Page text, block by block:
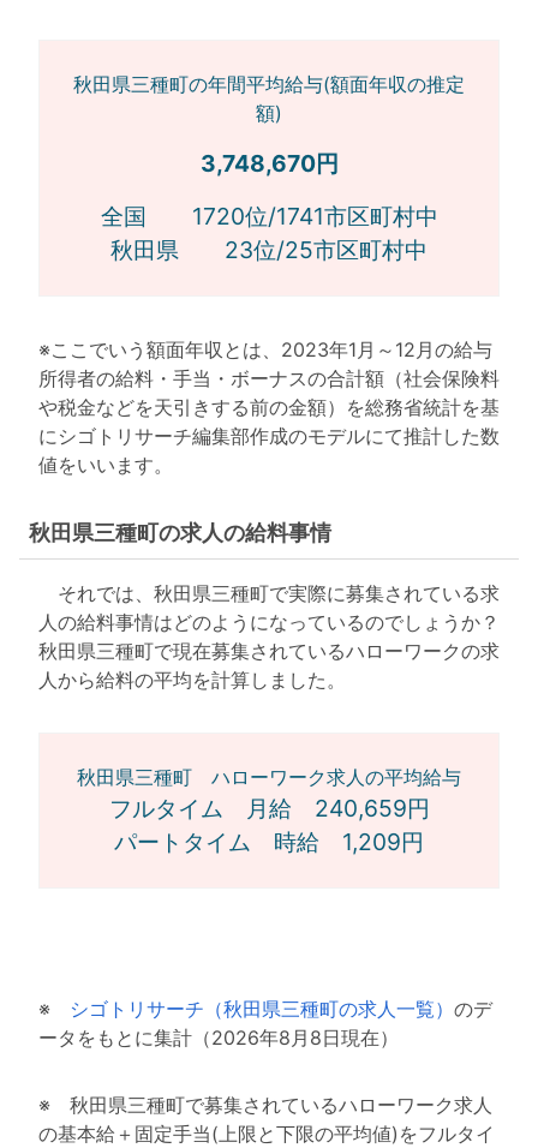
秋田県三種町の年間平均給与(額面年収の推定
額)
3,748,670円
全国 1720位/1741市区町村中
秋田県 23位/25市区町村中
※ここでいう額面年収とは、2023年1月～12月の給与
所得者の給料・手当・ボーナスの合計額（社会保険料
や税金などを天引きする前の金額）を総務省統計を基
にシゴトリサーチ編集部作成のモデルにて推計した数
値をいいます。
秋田県三種町の求人の給料事情
それでは、秋田県三種町で実際に募集されている求
人の給料事情はどのようになっているのでしょうか？
秋田県三種町で現在募集されているハローワークの求
人から給料の平均を計算しました。
秋田県三種町 ハローワーク求人の平均給与
フルタイム 月給 240,659円
パートタイム 時給 1,209円
※ シゴトリサーチ（秋田県三種町の求人一覧） のデ
ータをもとに集計（2026年8月8日現在）
※ 秋田県三種町で募集されているハローワーク求人
の基本給＋固定手当(上限と下限の平均値)をフルタイ